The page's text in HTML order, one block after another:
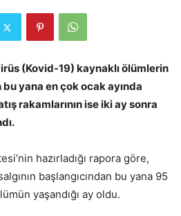
(Kovid-19) kaynaklı ölümlerin
bu yana en çok ocak ayında
rakamlarının ise iki ay sonra
hazırladığı rapora göre,
başlangıcından bu yana 95
yaşandığı ay oldu.